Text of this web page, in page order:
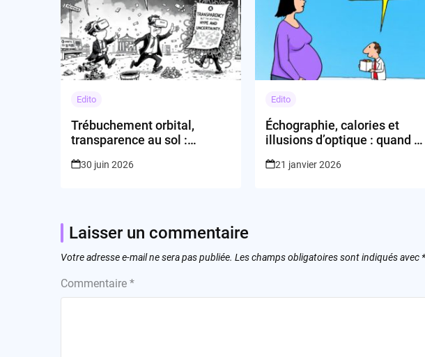
Edito
Trébuchement orbital,
transparence au sol :
se regarde dans le miroir
30 juin 2026
Edito
Échographie, calories et
illusions d’optique : quand la
de nous-mêmes
21 janvier 2026
Laisser un commentaire
Votre adresse e-mail ne sera pas publiée. Les champs obligatoires sont indiqués avec *
Commentaire *